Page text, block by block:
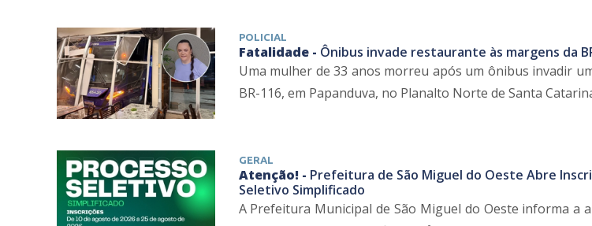
POLICIAL
Fatalidade - Ônibus invade restaurante às margens da
Uma mulher de 33 anos morreu após um ônibus invadir
BR-116, em Papanduva, no Planalto Norte de Santa
GERAL
Atenção! - Prefeitura de São Miguel do Oeste Abre
Seletivo Simplificado
A Prefeitura Municipal de São Miguel do Oeste informa a